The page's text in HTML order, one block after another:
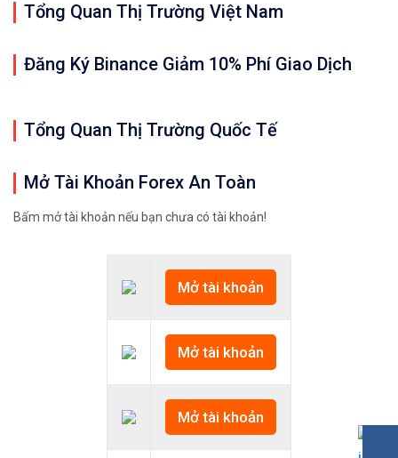
Tổng Quan Thị Trường Việt Nam
Đăng Ký Binance Giảm 10% Phí Giao Dịch
Tổng Quan Thị Trường Quốc Tế
Mở Tài Khoản Forex An Toàn
Bấm mở tài khoản nếu bạn chưa có tài khoản!
Mở tài khoản
Mở tài khoản
Mở tài khoản